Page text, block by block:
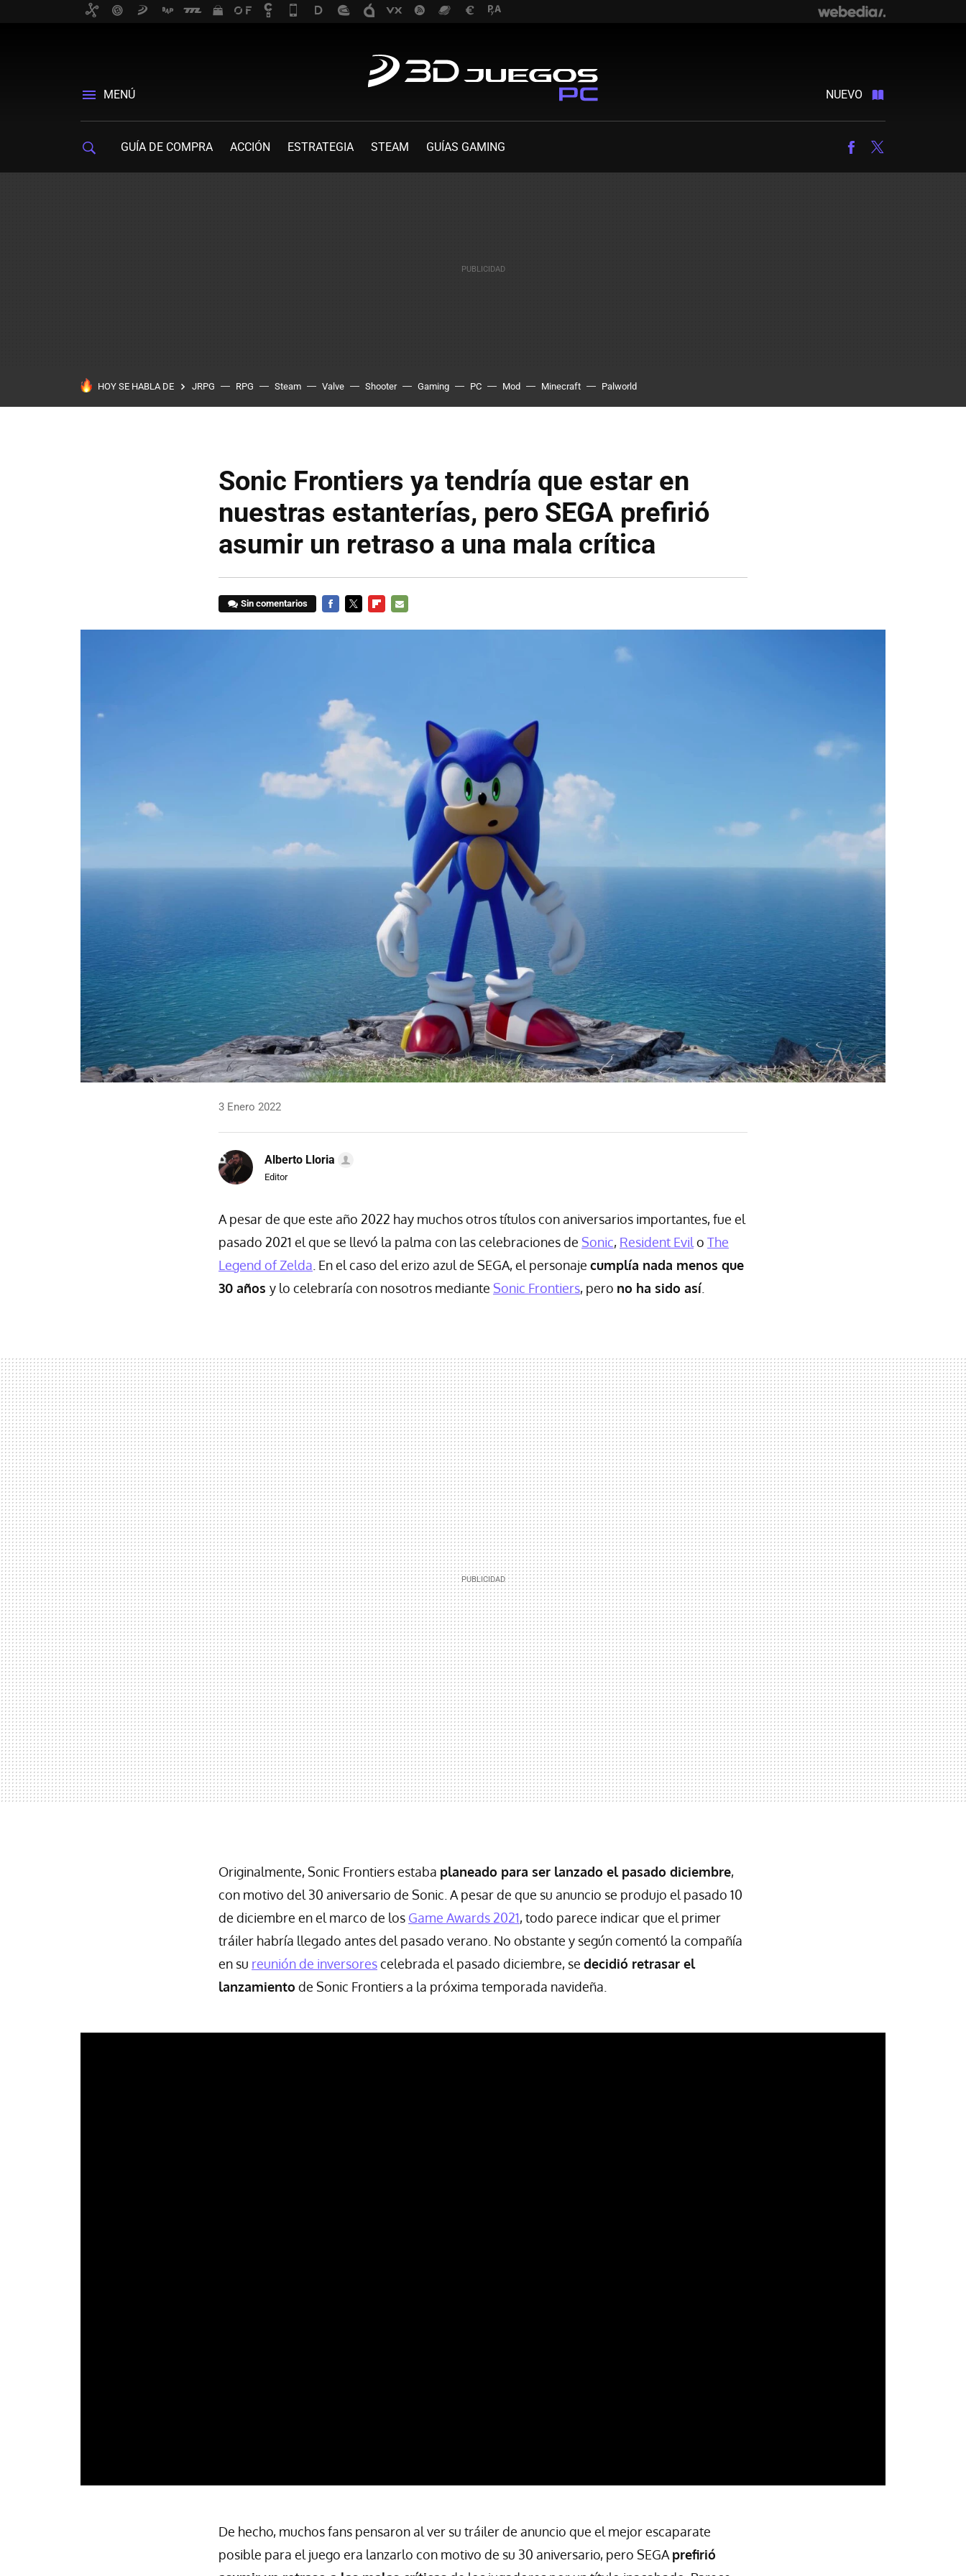
MENÚ NUEVO
GUÍA DE COMPRA ACCIÓN ESTRATEGIA STEAM GUÍAS GAMING Facebook
HOY SE HABLA DE JRPG RPG Steam Valve Shooter Gaming PC Mod Minecraft Palworld
Sonic Frontiers ya tendría que estar en
nuestras estanterías, pero SEGA prefirió
asumir un retraso a una mala crítica
Sin comentarios
3 Enero 2022
Alberto Lloria
Editor
A pesar de que este año 2022 hay muchos otros títulos con aniversarios importantes, fue el
pasado 2021 el que se llevó la palma con las celebraciones de Sonic, Resident Evil o The
Legend of Zelda . En el caso del erizo azul de SEGA, el personaje cumplía nada menos que
30 años y lo celebraría con nosotros mediante Sonic Frontiers, pero no ha sido así.
Originalmente, Sonic Frontiers estaba planeado para ser lanzado el pasado diciembre,
con motivo del 30 aniversario de Sonic. A pesar de que su anuncio se produjo el pasado 10
de diciembre en el marco de los Game Awards 2021, todo parece indicar que el primer
tráiler habría llegado antes del pasado verano. No obstante y según comentó la compañía
en su reunión de inversorescelebrada el pasado diciembre, se decidió retrasar el
lanzamiento de Sonic Frontiers a la próxima temporada navideña.
De hecho, muchos fans pensaron al ver su tráiler de anuncio que el mejor escaparate
posible para el juego era lanzarlo con motivo de su 30 aniversario, pero SEGA prefirió